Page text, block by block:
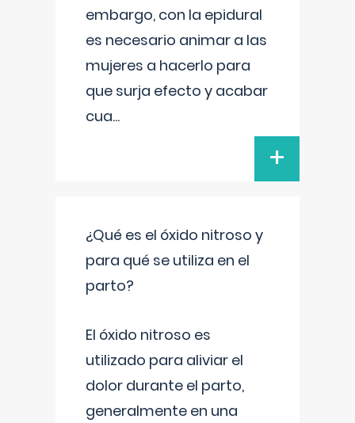
embargo, con la epidural
es necesario animar a las
mujeres a hacerlo para
que surja efecto y acabar
cua...
+
¿Qué es el óxido nitroso y
para qué se utiliza en el
parto?
El óxido nitroso es
utilizado para aliviar el
dolor durante el parto,
generalmente en una